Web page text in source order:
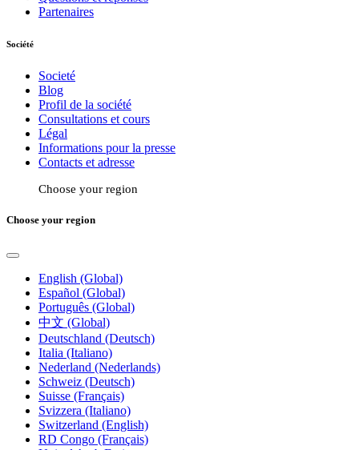
Partenaires
Société
Societé
Blog
Profil de la société
Consultations et cours
Légal
Informations pour la presse
Contacts et adresse
Choose your region
Choose your region
English (Global)
Español (Global)
Português (Global)
中文 (Global)
Deutschland (Deutsch)
Italia (Italiano)
Nederland (Nederlands)
Schweiz (Deutsch)
Suisse (Français)
Svizzera (Italiano)
Switzerland (English)
RD Congo (Français)